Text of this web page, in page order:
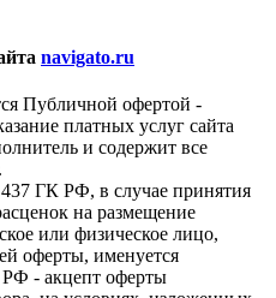
navigato.ru
Публичной офертой -
платных услуг сайта
и содержит все
437 ГК РФ, в случае принятия
на размещение
или физическое лицо,
оферты, именуется
РФ - акцепт оферты